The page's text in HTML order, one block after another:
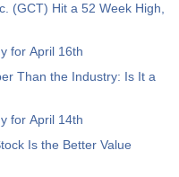
(GCT) Hit a 52 Week High,
for April 16th
Than the Industry: Is It a
for April 14th
Is the Better Value